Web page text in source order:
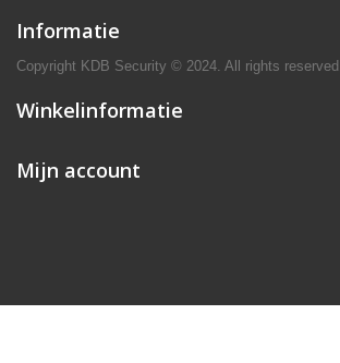
Informatie
Copyright KDB Security © 2024. All rights reserved.
Winkelinformatie
Mijn account